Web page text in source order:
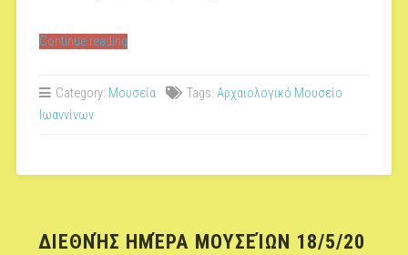
Continue reading“ΕΝΑ
ΑΠΟ
ΙΩΑΝΝΙΝΩΝ”
Category: Μουσεία Tags: Αρχαιολογικό Μουσείο
Ιωαννίνων
ΔΙΕΘΝΉΣ ΗΜΈΡΑ ΜΟΥΣΕΊΩΝ 18/5/20